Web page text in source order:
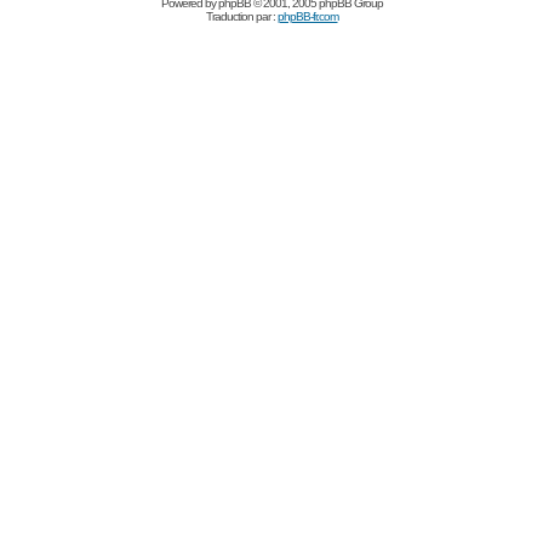
Powered byphpBB© 2001, 2005 phpBB Group
Traduction par :phpBB-fr.com